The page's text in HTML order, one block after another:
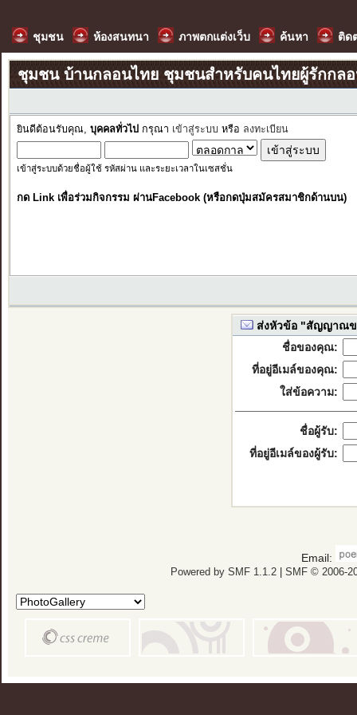
ชุมชน ห้องสนทนา ภาพตกแต่งเว็บ ค้นหา ติด
ชุมชน บ้านกลอนไทย ชุมชนสำหรับคนไทยผู้รักกล
ยินดีต้อนรับคุณ, บุคคลทั่วไป กรุณา เข้าสู่ระบบ หรือ ลงทะเบียน
เข้าสู่ระบบด้วยชื่อผู้ใช้ รหัสผ่าน และระยะเวลาในเซสชั่น
กด Link เพื่อร่วมกิจกรรม ผ่านFacebook (หรือกดปุ่มสมัครสมาชิกด้านบน)
ส่งหัวข้อ "สัญญาณข
ชื่อของคุณ:
ที่อยู่อีเมล์ของคุณ:
ใส่ข้อความ:
ชื่อผู้รับ:
ที่อยู่อีเมล์ของผู้รับ:
Email:
Powered by SMF 1.1.2| SMF © 2006-